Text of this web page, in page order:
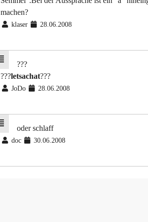
machen?
klaser 28.06.2008
???
???letsachat???
JoDo 28.06.2008
oder schlaff
doc 30.06.2008